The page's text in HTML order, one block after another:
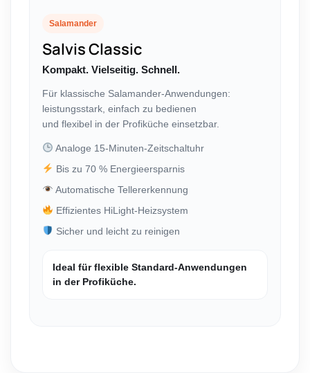
Salamander
Salvis Classic
Kompakt. Vielseitig. Schnell.
Für klassische Salamander-Anwendungen:
leistungsstark, einfach zu bedienen
und flexibel in der Profiküche einsetzbar.
Analoge 15-Minuten-Zeitschaltuhr
Bis zu 70 % Energieersparnis
Automatische Tellererkennung
Effizientes HiLight-Heizsystem
Sicher und leicht zu reinigen
Ideal für flexible Standard-Anwendungen
in der Profiküche.